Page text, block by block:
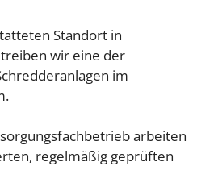
Standort in
wir eine der
im
arbeiten
regelmäßig geprüften